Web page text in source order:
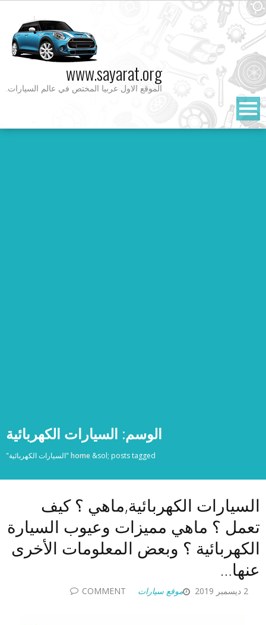
Skip
to
content
www.sayarat.org
الموقع الاول عربيا المختص في عالم السيارات.
الوسم: السيارات الكهربائية
home &sol; posts tagged "السيارات الكهربائية"
السيارات الكهربائية,ماهي ؟ كيف
تعمل ؟ ماهي مميزات وعيوب السيارة
الكهربائية ؟ وبعض المعلومات الأخرى
عنها…
2 ديسمبر 2019 موقع سيارات COMMENT